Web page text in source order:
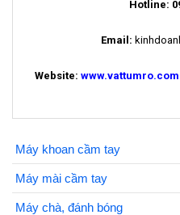
Hotline:
Email:
Website: www.vattumro.com
Máy khoan cầm tay
Máy mài cầm tay
Máy chà, đánh bóng